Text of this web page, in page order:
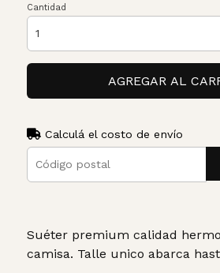
Cantidad
AGREGAR AL
Calculá el costo de envío
Suéter premium calidad
camisa. Talle unico abarca